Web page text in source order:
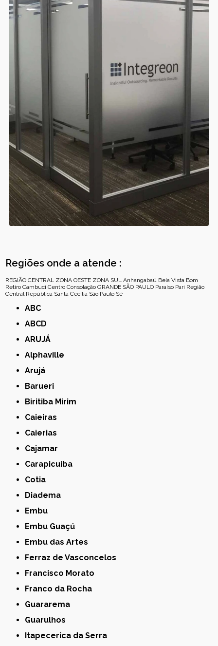
Regiões onde a atende :
REGIÃO CENTRAL ZONA OESTE ZONA SUL Anhangabaú Bela Vista Bom
Retiro Cambuci Centro Consolação GRANDE SÃO PAULO Paraíso Pari Região
Central República Santa Cecília São Paulo Sé
ABC
ABCD
ARUJÁ
Alphaville
Arujá
Barueri
Biritiba Mirim
Caieiras
Caierias
Cajamar
Carapicuíba
Cotia
Diadema
Embu
Embu Guaçú
Embu das Artes
Ferraz de Vasconcelos
Francisco Morato
Franco da Rocha
Guararema
Guarulhos
Itapecerica da Serra